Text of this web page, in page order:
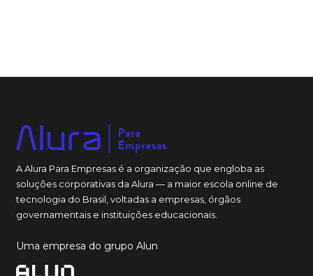
A Alura Para Empresas é a organização que engloba as
soluções corporativas da Alura — a maior escola online de
tecnologia do Brasil, voltadas a empresas, órgãos
governamentais e instituições educacionais.
Uma empresa do grupo Alun